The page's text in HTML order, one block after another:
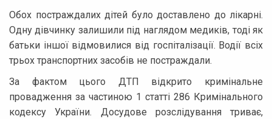
Обох постраждалих дітей було доставлено до лікарні.
Одну дівчинку залишили під наглядом медиків, тоді як
батьки іншої відмовилися від госпіталізації. Водії всіх
трьох транспортних засобів не постраждали.
За фактом цього ДТП відкрито кримінальне
провадження за частиною 1 статті 286 Кримінального
кодексу України. Досудове розслідування триває,